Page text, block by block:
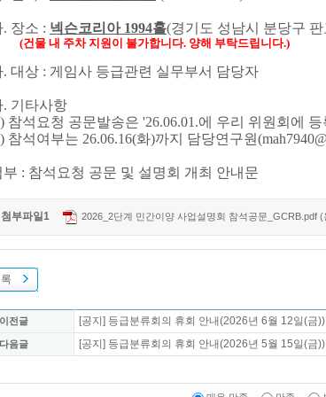
. 장소 : 넥슨코리아 1994홀(경기도 성남시 분당구 판
물 내 주차 지원이 불가합니다. 양해 부탁드립니다.)
. 대상 : 게임사 등급관련 실무부서 담당자
. 기타사항
참석요청 공문발송은 '26.06.01.에 우리 위원회에
참석여부는 26.06.16(화)까지 담당연구원
부 : 참석요청 공문 및 설명회 개최 안내문
첨부파일1 2026_2단계 민간이양 사업설명회 참석공문_GCRB.pdf
전글 [공지] 등급분류회의 휴회 안내(2026년 6월 12일(금))
음글 [공지] 등급분류회의 휴회 안내(2026년 5월 15일(금))